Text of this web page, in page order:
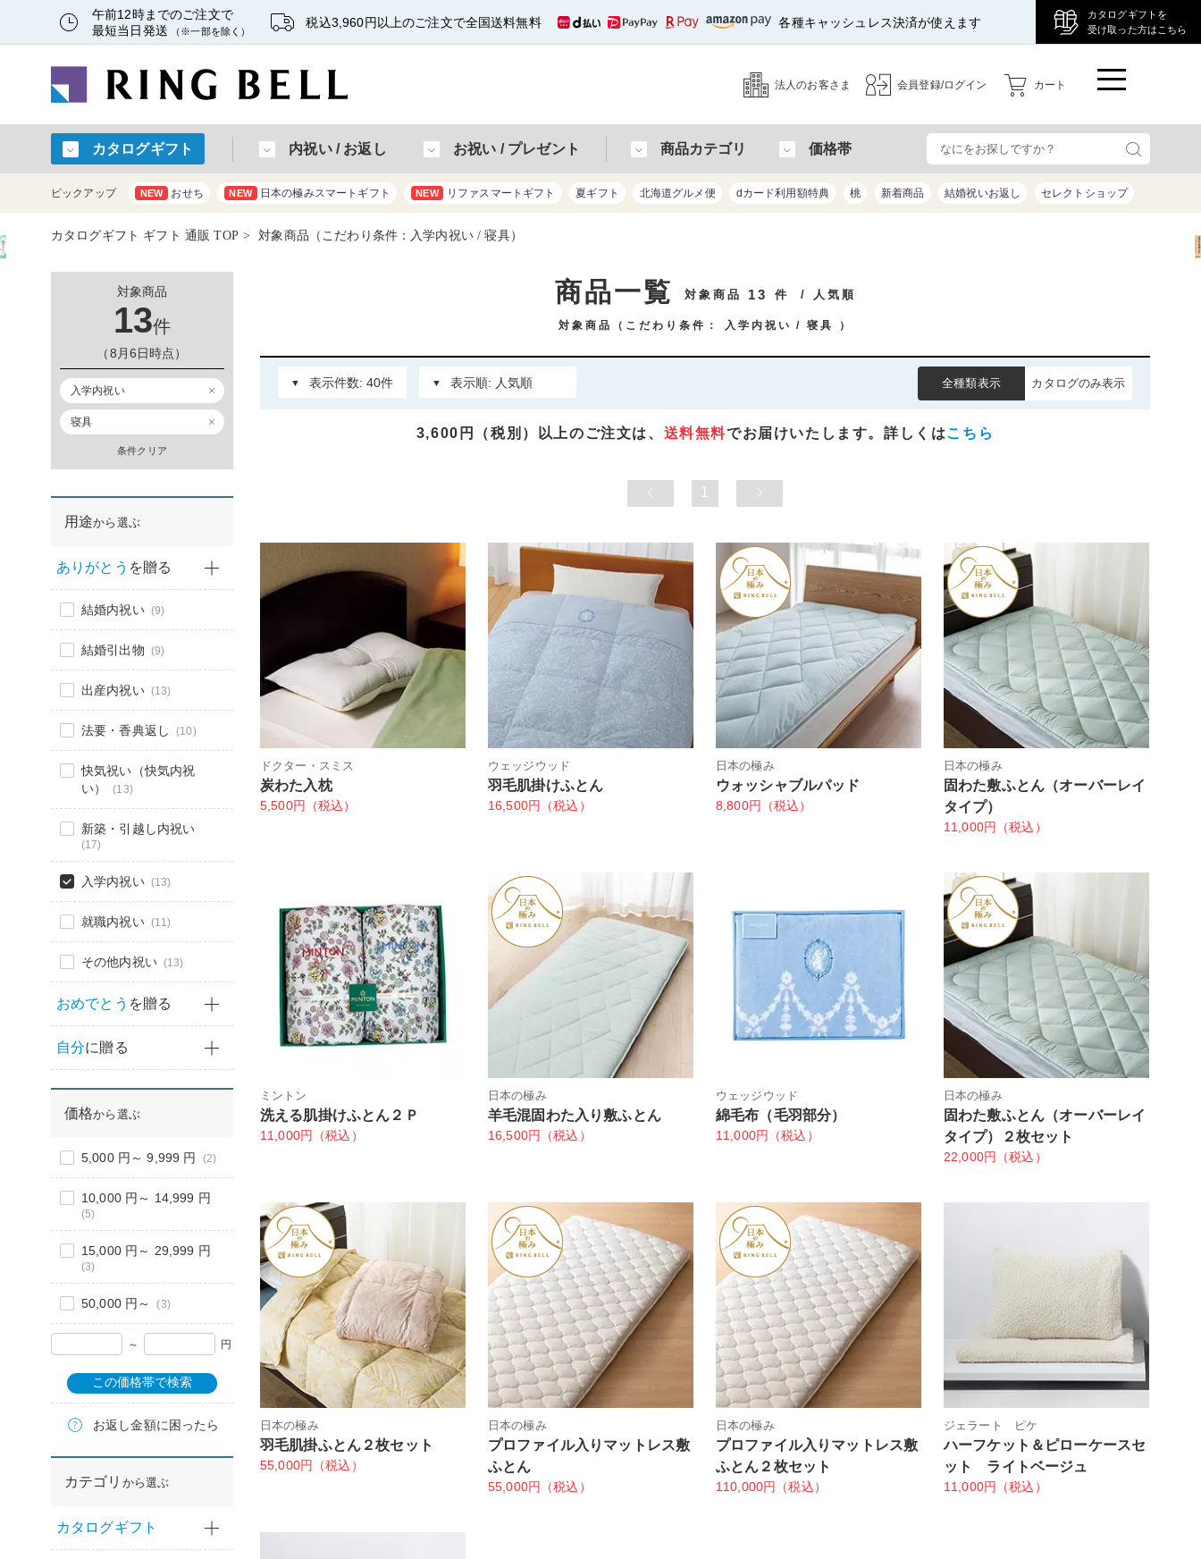
午前12時までのご注文で
最短当日発送
（※一部を除く）
税込3,960円以上のご注文で全国送料無料 各種キャッシュレス決済が使えます
カタログギフトを
受け取った方はこちら
法人のお客さま 会員登録/ログイン カート
カタログギフト 内祝い / お返し お祝い / プレゼント 商品カテゴリ 価格帯
ピックアップ NEW おせち NEW 日本の極みスマートギフト NEW リファスマートギフト 夏ギフト 北海道グルメ便 dカード利用額特典 桃 新着商品 結婚祝いお返し セレクトショップ
カタログギフト ギフト 通販 TOP 対象商品（こだわり条件：入学内祝い / 寝具）
対象商品
13件
（8月6日時点）
入学内祝い
寝具
条件クリア
用途から選ぶ
ありがとう を贈る
結婚内祝い (9)
結婚引出物 (9)
出産内祝い (13)
法要・香典返し (10)
快気祝い（快気内祝
い）
(13)
新築・引越し内祝い
(17)
入学内祝い (13)
就職内祝い (11)
その他内祝い (13)
おめでとう を贈る
自分に贈る
価格から選ぶ
5,000 円～ 9,999 円 (2)
10,000 円～ 14,999 円
(5)
15,000 円～ 29,999 円
(3)
50,000 円～ (3)
～ 円
この価格帯で検索
お返し金額に困ったら
カテゴリ から選ぶ
カタログギフト
商品一覧 対象商品 13 件 / 人気順
対象商品（こだわり条件： 入学内祝い 寝具 ）
全種類表示 カタログのみ表示
3,600円（税別）以上のご注文は、 送料無料でお届けいたします。詳しくはこちら
1
ドクター・スミス
炭わた入枕
5,500円（税込）
ウェッジウッド
羽毛肌掛けふとん
16,500円（税込）
日本の極み
ウォッシャブルパッド
8,800円（税込）
日本の極み
固わた敷ふとん（オーバーレイ
タイプ）
11,000円（税込）
ミントン
洗える肌掛けふとん２Ｐ
11,000円（税込）
日本の極み
羊毛混固わた入り敷ふとん
16,500円（税込）
ウェッジウッド
綿毛布（毛羽部分）
11,000円（税込）
日本の極み
固わた敷ふとん（オーバーレイ
タイプ）２枚セット
22,000円（税込）
日本の極み
羽毛肌掛ふとん２枚セット
55,000円（税込）
日本の極み
プロファイル入りマットレス敷
ふとん
55,000円（税込）
日本の極み
プロファイル入りマットレス敷
ふとん２枚セット
110,000円（税込）
ジェラート ピケ
ハーフケット＆ピローケースセ
ット ライトベージュ
11,000円（税込）